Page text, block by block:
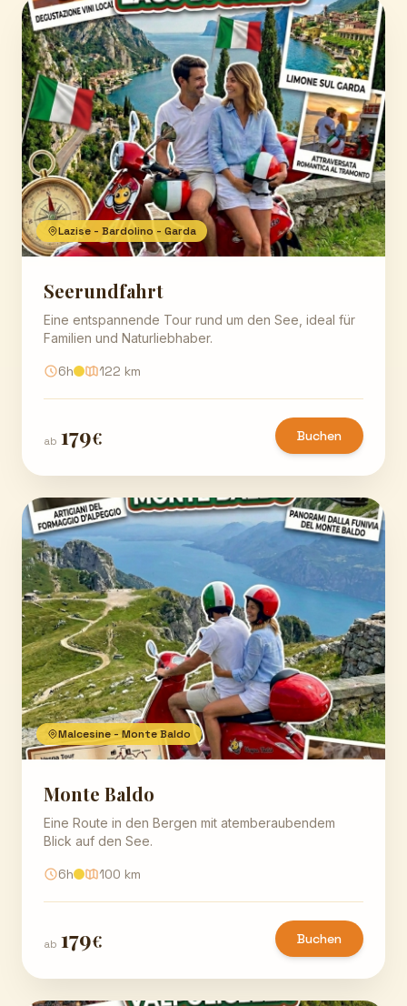
Lazise - Bardolino - Garda
Seerundfahrt
Eine entspannende Tour rund um den See, ideal für
Familien und Naturliebhaber.
6h 122 km
ab 179€ Buchen
Malcesine - Monte Baldo
Monte Baldo
Eine Route in den Bergen mit atemberaubendem
Blick auf den See.
6h 100 km
ab 179€ Buchen